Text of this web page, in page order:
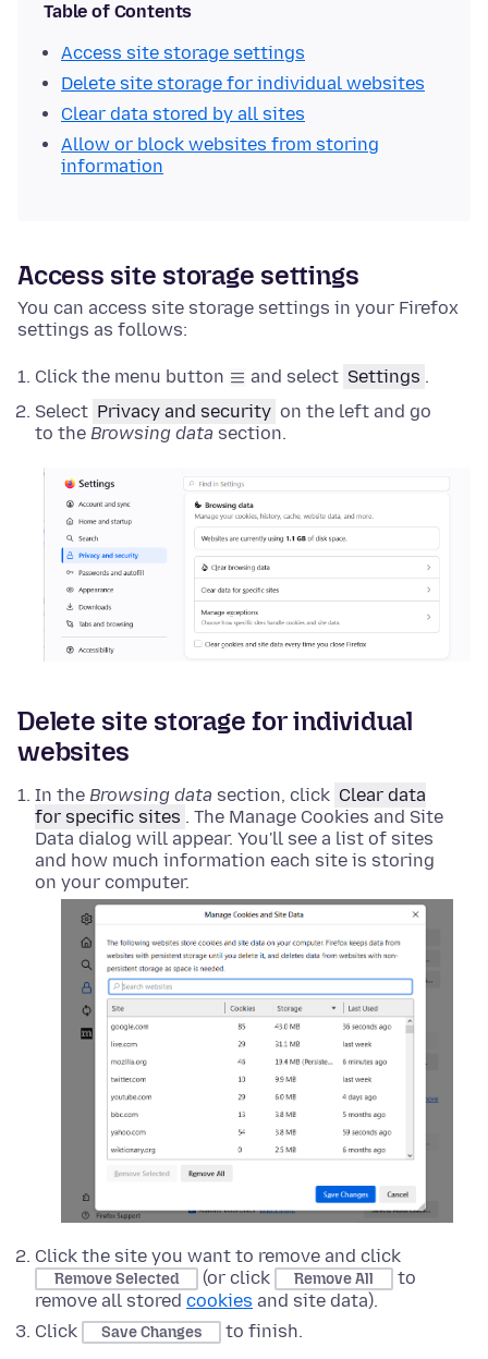
Table of Contents
Access site storage settings
Delete site storage for individual websites
Clear data stored by all sites
Allow or block websites from storing
information
Access site storage settings
You can access site storage settings in your Firefox
settings as follows:
Click the menu button and select Settings .
Select Privacy and security on the left and go
to the Browsing data section.
Delete site storage for individual
websites
In the Browsing data section, click Clear data
for specific sites . The Manage Cookies and Site
Data dialog will appear. You'll see a list of sites
and how much information each site is storing
on your computer.
Click the site you want to remove and click
Remove Selected (or click Remove All
to
remove all stored cookies and site data).
Click
Save Changes
to finish.